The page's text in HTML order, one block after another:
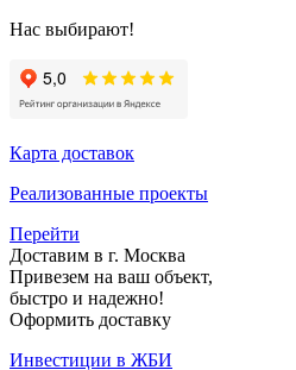
Нас выбирают!
Карта доставок
Реализованные проекты
Перейти
Доставим в г. Москва
Привезем на ваш объект,
быстро и надежно!
Оформить доставку
Инвестиции в ЖБИ